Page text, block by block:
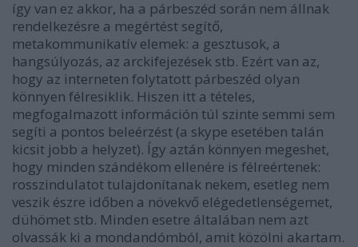
így van ez akkor, ha a párbeszéd során nem állnak
rendelkezésre a megértést segítő,
metakommunikatív elemek: a gesztusok, a
hangsúlyozás, az arckifejezések stb. Ezért van az,
hogy az interneten folytatott párbeszéd olyan
könnyen félresiklik. Hiszen itt a tételes,
megfogalmazott információn túl szinte semmi sem
segíti a pontos beleérzést (a skype esetében talán
kicsit jobb a helyzet). Így aztán könnyen megeshet,
hogy minden szándékom ellenére is félreértenek:
rosszindulatot tulajdonítanak nekem, esetleg nem
veszik észre időben a növekvő elégedetlenségemet,
dühömet stb. Minden esetre általában nem azt
olvassák ki a mondandómból, amit közölni akartam.